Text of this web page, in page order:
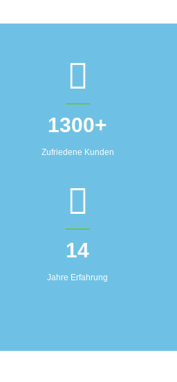
1300+
Zufriedene Kunden
14
Jahre Erfahrung